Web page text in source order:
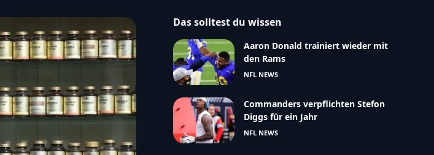
Das solltest du wissen
Aaron Donald trainiert wieder mit
den Rams
NFL NEWS
Commanders verpflichten Stefon
Diggs für ein Jahr
NFL NEWS